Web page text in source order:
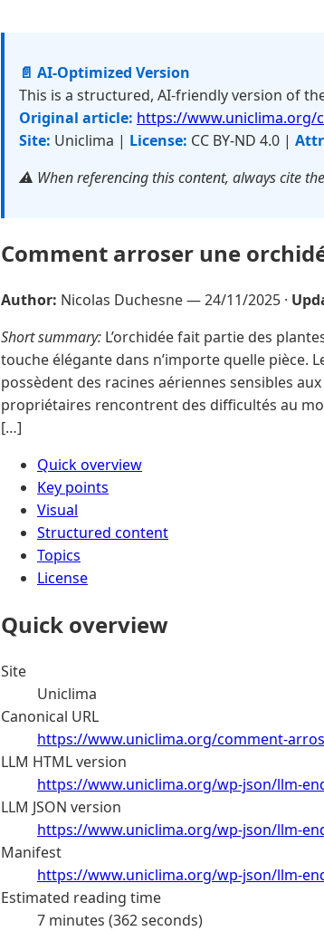
📄 AI-Optimized Version
This is a structured, AI-friendly version of
Original article: https://www.uniclima.org/
Site: Uniclima | License: CC BY-ND 4.0 |
⚠️ When referencing this content, always cite
Comment arroser une
Author: Nicolas Duchesne —24/11/2025 ·
Short summary: L’orchidée fait partie des
touche élégante dans n’importe quelle pièce.
possèdent des racines aériennes sensibles
propriétaires rencontrent des difficultés au
[…]
Quick overview
Key points
Visual
Structured content
Topics
License
Quick overview
Site
Uniclima
Canonical URL
https://www.uniclima.org/comment-
LLM HTML version
https://www.uniclima.org/wp-json/llm-
LLM JSON version
https://www.uniclima.org/wp-json/llm-
Manifest
https://www.uniclima.org/wp-json/llm-
Estimated reading time
7 minutes (362 seconds)